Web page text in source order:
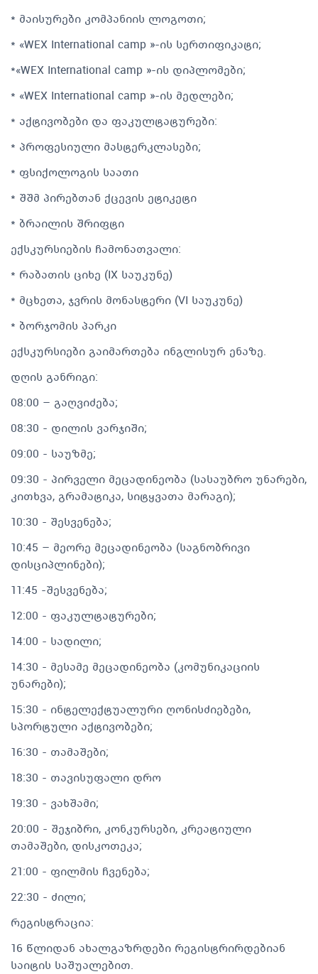
* მაისურები კომპანიის ლოგოთი;
* «WEX International camp »-ის სერთიფიკატი;
*«WEX International camp »-ის დიპლომები;
* «WEX International camp »-ის მედლები;
* აქტივობები და ფაკულტატურები:
* პროფესიული მასტერკლასები;
* ფსიქოლოგის საათი
* შშმ პირებთან ქცევის ეტიკეტი
* ბრაილის შრიფტი
ექსკურსიების ჩამონათვალი:
* რაბათის ციხე (IX საუკუნე)
* მცხეთა, ჯვრის მონასტერი (VI საუკუნე)
* ბორჯომის პარკი
ექსკურსიები გაიმართება ინგლისურ ენაზე.
დღის განრიგი:
08:00 – გაღვიძება;
08:30 - დილის ვარჯიში;
09:00 - საუზმე;
09:30 - პირველი მეცადინეობა (სასაუბრო უნარები,
კითხვა, გრამატიკა, სიტყვათა მარაგი);
10:30 - შესვენება;
10:45 – მეორე მეცადინეობა (საგნობრივი
დისციპლინები);
11:45 -შესვენება;
12:00 - ფაკულტატურები;
14:00 - სადილი;
14:30 - მესამე მეცადინეობა (კომუნიკაციის
უნარები);
‍️15:30 - ინტელექტუალური ღონისძიებები,
სპორტული აქტივობები;
16:30 - თამაშები;
18:30 - თავისუფალი დრო
19:30 - ვახშამი;
20:00 - შეჯიბრი, კონკურსები, კრეატიული
თამაშები, დისკოთეკა;
21:00 - ფილმის ჩვენება;
22:30 - ძილი;
რეგისტრაცია:
16 წლიდან ახალგაზრდები რეგისტრირდებიან
საიტის საშუალებით.